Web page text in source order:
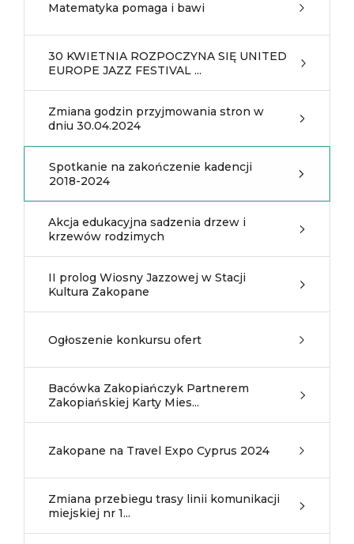
Matematyka pomaga i bawi
30 KWIETNIA ROZPOCZYNA SIĘ UNITED
EUROPE JAZZ FESTIVAL ...
Zmiana godzin przyjmowania stron w
dniu 30.04.2024
Spotkanie na zakończenie kadencji
2018-2024
Akcja edukacyjna sadzenia drzew i
krzewów rodzimych
II prolog Wiosny Jazzowej w Stacji
Kultura Zakopane
Ogłoszenie konkursu ofert
Bacówka Zakopiańczyk Partnerem
Zakopiańskiej Karty Mies...
Zakopane na Travel Expo Cyprus 2024
Zmiana przebiegu trasy linii komunikacji
miejskiej nr 1...